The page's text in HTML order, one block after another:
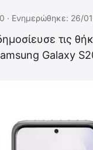
· Ενημερώθηκε: 26/
τις
Galaxy